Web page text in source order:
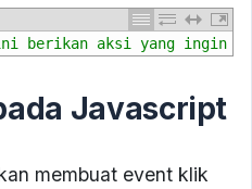
berikan aksi yang ingin di
Javascript
membuat event klik